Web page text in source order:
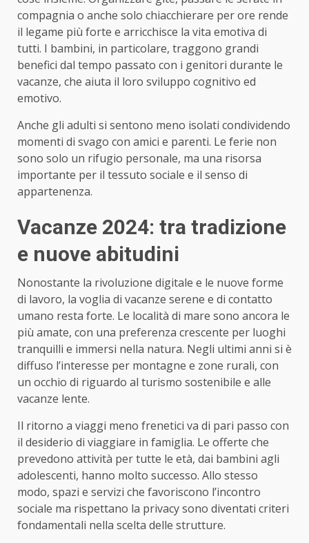
compagnia o anche solo chiacchierare per ore rende
il legame più forte e arricchisce la vita emotiva di
tutti. I bambini, in particolare, traggono grandi
benefici dal tempo passato con i genitori durante le
vacanze, che aiuta il loro sviluppo cognitivo ed
emotivo.
Anche gli adulti si sentono meno isolati condividendo
momenti di svago con amici e parenti. Le ferie non
sono solo un rifugio personale, ma una risorsa
importante per il tessuto sociale e il senso di
appartenenza.
Vacanze 2024: tra tradizione
e nuove abitudini
Nonostante la rivoluzione digitale e le nuove forme
di lavoro, la voglia di vacanze serene e di contatto
umano resta forte. Le località di mare sono ancora le
più amate, con una preferenza crescente per luoghi
tranquilli e immersi nella natura. Negli ultimi anni si è
diffuso l’interesse per montagne e zone rurali, con
un occhio di riguardo al turismo sostenibile e alle
vacanze lente.
Il ritorno a viaggi meno frenetici va di pari passo con
il desiderio di viaggiare in famiglia. Le offerte che
prevedono attività per tutte le età, dai bambini agli
adolescenti, hanno molto successo. Allo stesso
modo, spazi e servizi che favoriscono l’incontro
sociale ma rispettano la privacy sono diventati criteri
fondamentali nella scelta delle strutture.